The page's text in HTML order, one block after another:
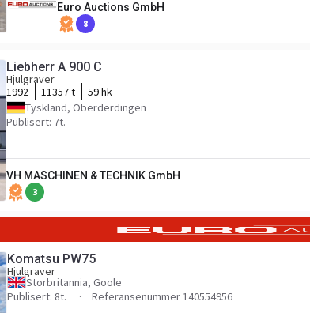
Euro Auctions GmbH
8
Liebherr A 900 C
Hjulgraver
1992
11357 t
59 hk
Tyskland, Oberderdingen
Publisert: 7t.
VH MASCHINEN & TECHNIK GmbH
3
Komatsu PW75
Hjulgraver
Storbritannia, Goole
Publisert: 8t.
Referansenummer 140554956